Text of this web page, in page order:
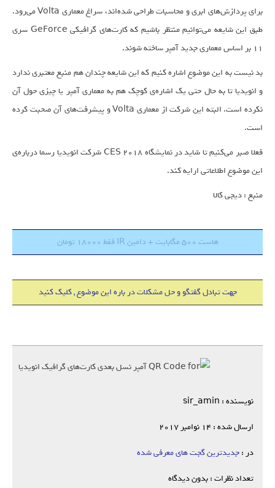
برای پردازش‌های ابری و محاسبات طراحی شده‌اند، سراغ معماری Volta می‌رود.
طبق این شایعه می‌توانیم منتظر باشیم که کارت‌های گرافیکی GeForce سری
۱۱ بر اساس معماری جدید آمپر ساخته شوند.
بد نیست به این موضوع اشاره کنیم که این شایعه چندان هم منبع معتبری ندارد
و انویدیا تا به حال حتی یک اشاره‌ی کوچک هم به معماری آمپر یا چیزی حول آن
نکرده است. البته این شرکت از معماری Volta و پیشرفت‌های آن صحبت کرده
است.
فعلا صبر می‌کنیم تا شاید در نمایشگاه CES 2018 شرکت انویدیا رسما درباره‌ی
این موضوع اطلاعاتی ارایه کند.
منبع : دیجی کالا
هاست 500 مگابایت + دامین IR فقط 18000 تومان
جهت تبادل گفتگو و حل مشکلات در باره این موضوع , کلیک کنید
نویسنده : sir_amin
ارسال شده : 14 نوامبر 2017
در :جدیدترین گجت های معرفی شده
تعداد نظرات : بدون دیدگاه